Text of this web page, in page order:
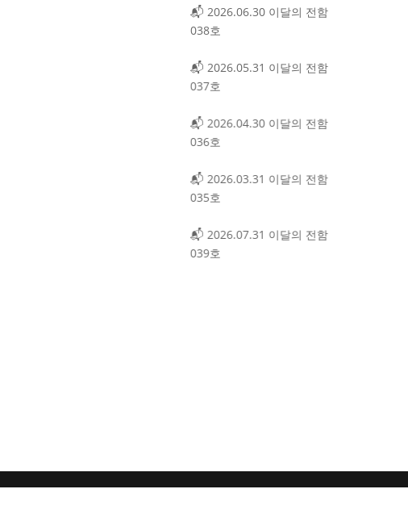
📬 2026.06.30 이달의 전함
038호
📬 2026.05.31 이달의 전함
037호
📬 2026.04.30 이달의 전함
036호
📬 2026.03.31 이달의 전함
035호
📬 2026.07.31 이달의 전함
039호